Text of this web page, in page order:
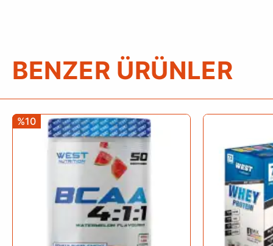
BENZER ÜRÜNLER
%10